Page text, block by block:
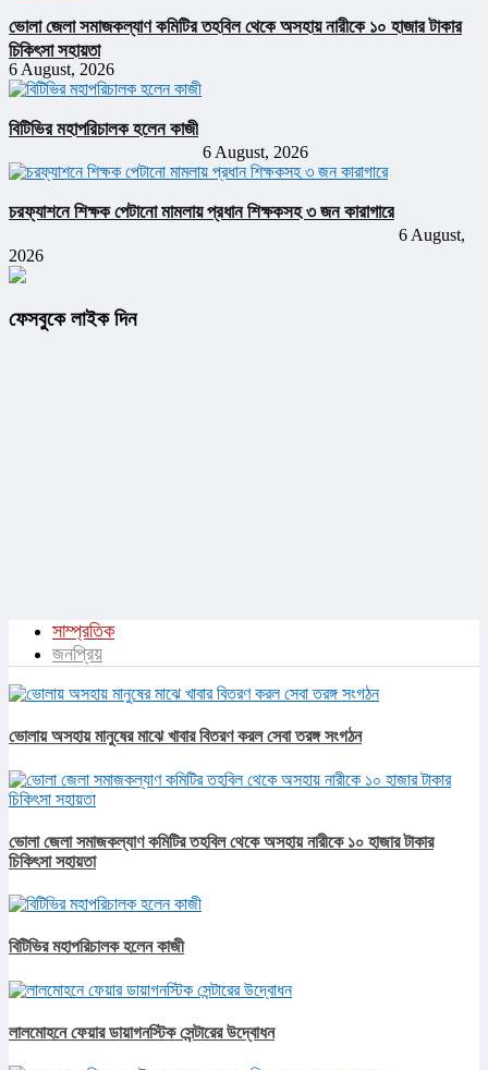
ভোলা জেলা সমাজকল্যাণ কমিটির তহবিল থেকে অসহায় নারীকে ১০ হাজার টাকার
চিকিৎসা সহায়তা
6 August, 2026
বিটিভির মহাপরিচালক হলেন কাজী
6 August, 2026
চরফ্যাশনে শিক্ষক পেটানো মামলায় প্রধান শিক্ষকসহ ৩ জন কারাগারে
6 August,
2026
ফেসবুকে লাইক দিন
সাম্প্রতিক
জনপ্রিয়
ভোলায় অসহায় মানুষের মাঝে খাবার বিতরণ করল সেবা তরঙ্গ সংগঠন
ভোলা জেলা সমাজকল্যাণ কমিটির তহবিল থেকে অসহায় নারীকে ১০ হাজার টাকার
চিকিৎসা সহায়তা
বিটিভির মহাপরিচালক হলেন কাজী
লালমোহনে ফেয়ার ডায়াগনস্টিক সেন্টারের উদ্বোধন